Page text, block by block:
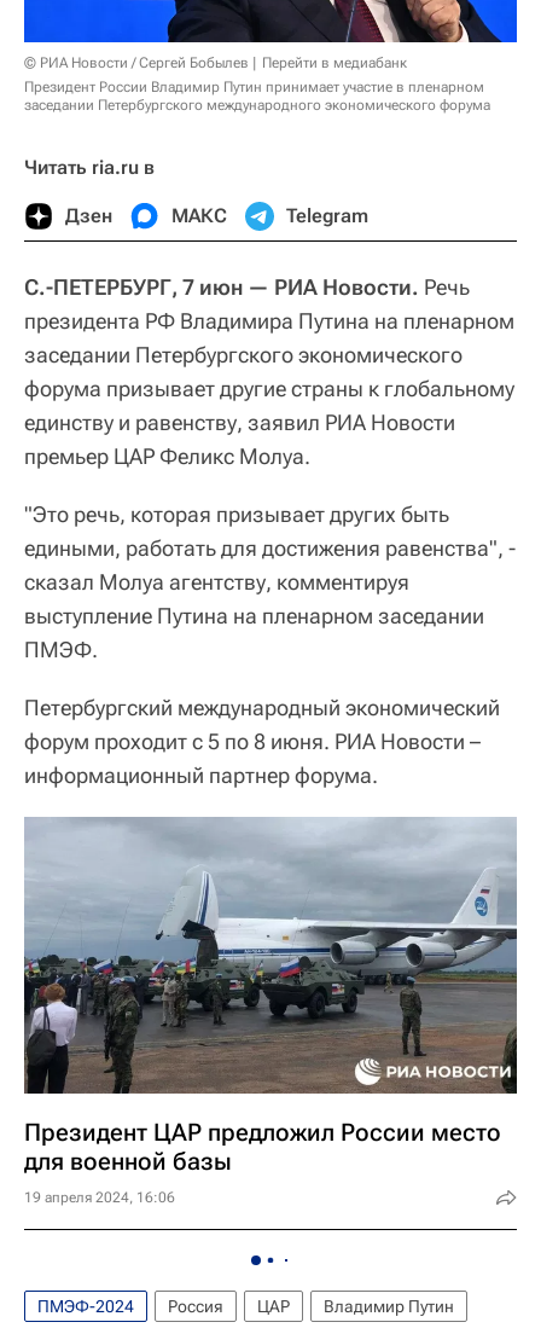
© РИА Новости / Сергей Бобылев
Перейти в медиабанк
Президент России Владимир Путин принимает участие в пленарном
заседании Петербургского международного экономического форума
Читать ria.ru в
Дзен МАКС Telegram
С.-ПЕТЕРБУРГ, 7 июн — РИА Новости. Речь
президента РФ Владимира Путина на пленарном
заседании Петербургского экономического
форума призывает другие страны к глобальному
единству и равенству, заявил РИА Новости
премьер ЦАР Феликс Молуа.
"Это речь, которая призывает других быть
едиными, работать для достижения равенства", -
сказал Молуа агентству, комментируя
выступление Путина на пленарном заседании
ПМЭФ.
Петербургский международный экономический
форум проходит с 5 по 8 июня. РИА Новости –
информационный партнер форума.
Президент ЦАР предложил России место
для военной базы
19 апреля 2024, 16:06
ПМЭФ-2024 Россия ЦАР
Владимир Путин